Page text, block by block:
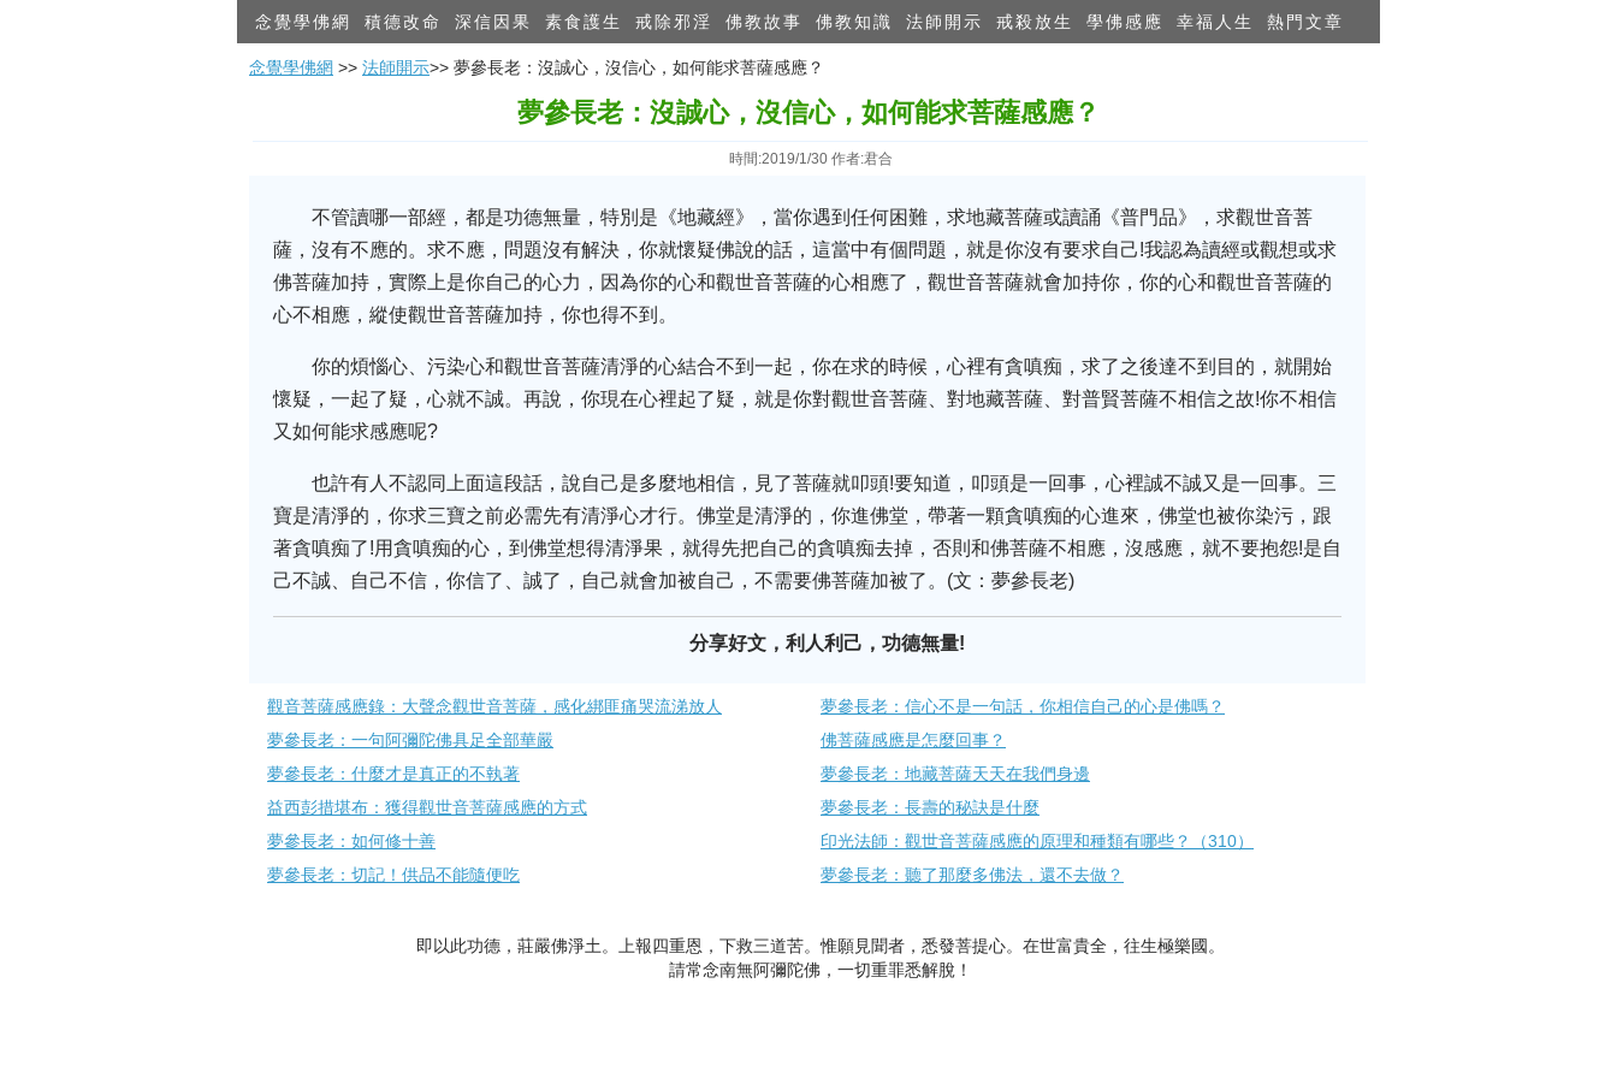
念覺學佛網 積德改命 深信因果 素食護生 戒除邪淫 佛教故事 佛教知識 法師開示 戒殺放生 學佛感應 幸福人生 熱門文章
念覺學佛網 >> 法師開示>> 夢參長老：沒誠心，沒信心，如何能求菩薩感應？
夢參長老：沒誠心，沒信心，如何能求菩薩感應？
時間:2019/1/30 作者:君合
不管讀哪一部經，都是功德無量，特別是《地藏經》，當你遇到任何困難，求地藏菩薩或讀誦《普門品》，求觀世音菩
薩，沒有不應的。求不應，問題沒有解決，你就懷疑佛說的話，這當中有個問題，就是你沒有要求自己!我認為讀經或觀想或求
佛菩薩加持，實際上是你自己的心力，因為你的心和觀世音菩薩的心相應了，觀世音菩薩就會加持你，你的心和觀世音菩薩的
心不相應，縱使觀世音菩薩加持，你也得不到。
你的煩惱心、污染心和觀世音菩薩清淨的心結合不到一起，你在求的時候，心裡有貪嗔痴，求了之後達不到目的，就開始
懷疑，一起了疑，心就不誠。再說，你現在心裡起了疑，就是你對觀世音菩薩、對地藏菩薩、對普賢菩薩不相信之故!你不相信
又如何能求感應呢?
也許有人不認同上面這段話，說自己是多麼地相信，見了菩薩就叩頭!要知道，叩頭是一回事，心裡誠不誠又是一回事。三
寶是清淨的，你求三寶之前必需先有清淨心才行。佛堂是清淨的，你進佛堂，帶著一顆貪嗔痴的心進來，佛堂也被你染污，跟
著貪嗔痴了!用貪嗔痴的心，到佛堂想得清淨果，就得先把自己的貪嗔痴去掉，否則和佛菩薩不相應，沒感應，就不要抱怨!是自
己不誠、自己不信，你信了、誠了，自己就會加被自己，不需要佛菩薩加被了。(文：夢參長老)
分享好文，利人利己，功德無量!
觀音菩薩感應錄：大聲念觀世音菩薩，感化綁匪痛哭流涕放人
夢參長老：信心不是一句話，你相信自己的心是佛嗎？
夢參長老：一句阿彌陀佛具足全部華嚴
佛菩薩感應是怎麼回事？
夢參長老：什麼才是真正的不執著
夢參長老：地藏菩薩天天在我們​身邊
益西彭措堪布：獲得觀世音菩薩感應的方式
夢參長老：長壽的秘訣是什麼
夢參長老：如何修十善
印光法師：觀世音菩薩感應的原理和種類有哪些？（310）
夢參長老：切記！供品不能隨便吃
夢參長老：聽了那麼多佛法，還不去​做？
即以此功德，莊嚴佛淨土。上報四重恩，下救三道苦。惟願見聞者，悉發菩提心。在世富貴全，往生極樂國。
請常念南無阿彌陀佛，一切重罪悉解脫！